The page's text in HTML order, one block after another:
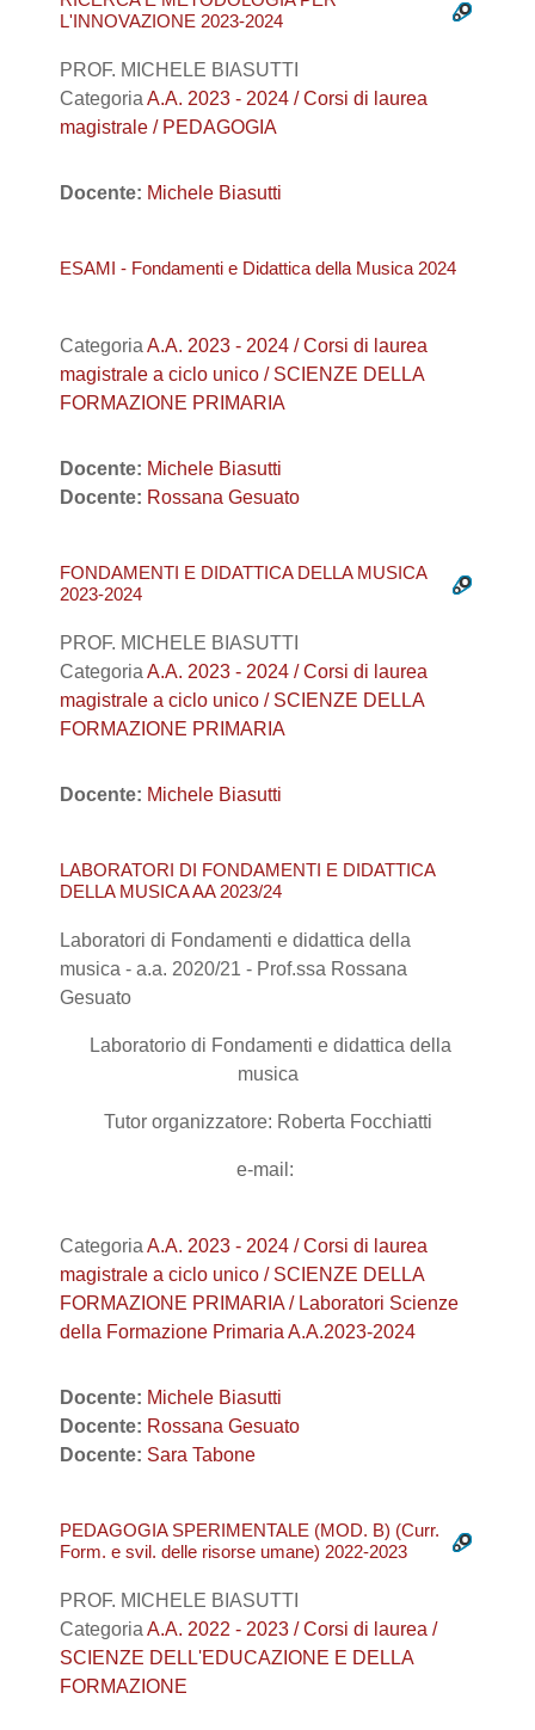
L'INNOVAZIONE 2023-2024
PROF. MICHELE BIASUTTI
Categoria A.A. 2023 - 2024 / Corsi di laurea
magistrale / PEDAGOGIA
Docente: Michele Biasutti
ESAMI - Fondamenti e Didattica della Musica 2024
Categoria A.A. 2023 - 2024 / Corsi di laurea
magistrale a ciclo unico / SCIENZE DELLA
FORMAZIONE PRIMARIA
Docente: Michele Biasutti
Docente: Rossana Gesuato
FONDAMENTI E DIDATTICA DELLA MUSICA
2023-2024
PROF. MICHELE BIASUTTI
Categoria A.A. 2023 - 2024 / Corsi di laurea
magistrale a ciclo unico / SCIENZE DELLA
FORMAZIONE PRIMARIA
Docente: Michele Biasutti
LABORATORI DI FONDAMENTI E DIDATTICA
DELLA MUSICA AA 2023/24
Laboratori di Fondamenti e didattica della
musica - a.a. 2020/21 - Prof.ssa Rossana
Gesuato
Laboratorio di Fondamenti e didattica della
musica
Tutor organizzatore: Roberta Focchiatti
e-mail:
Categoria A.A. 2023 - 2024 / Corsi di laurea
magistrale a ciclo unico / SCIENZE DELLA
FORMAZIONE PRIMARIA / Laboratori Scienze
della Formazione Primaria A.A.2023-2024
Docente: Michele Biasutti
Docente: Rossana Gesuato
Docente: Sara Tabone
PEDAGOGIA SPERIMENTALE (MOD. B) (Curr.
Form. e svil. delle risorse umane) 2022-2023
PROF. MICHELE BIASUTTI
Categoria A.A. 2022 - 2023 / Corsi di laurea /
SCIENZE DELL'EDUCAZIONE E DELLA
FORMAZIONE